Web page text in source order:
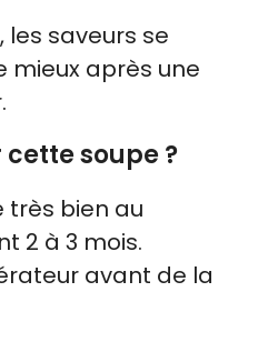
les saveurs se
après une
soupe ?
très bien au
2 à 3 mois.
avant de la